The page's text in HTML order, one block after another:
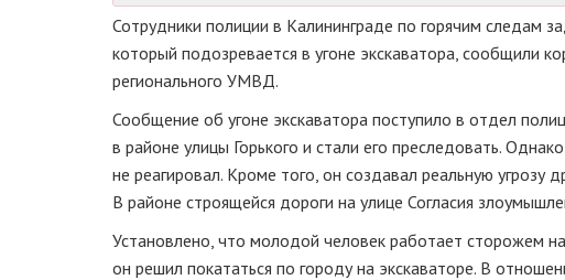
Сотрудники полиции в Калининграде по горячим следам
который подозревается в угоне экскаватора, сообщили
регионального УМВД.
Сообщение об угоне экскаватора поступило в отдел
в районе улицы Горького и стали его преследовать.
не реагировал. Кроме того, он создавал реальную
В районе строящейся дороги на улице Согласия
Установлено, что молодой человек работает сторожем
он решил покататься по городу на экскаваторе. В